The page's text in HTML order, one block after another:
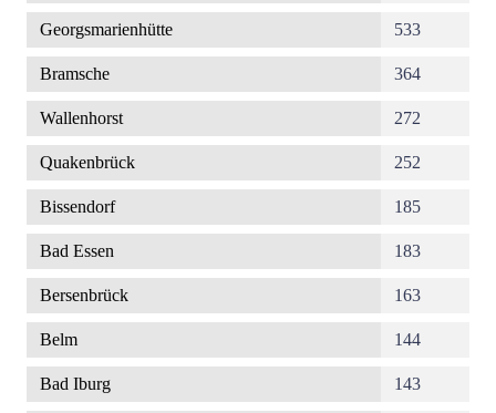
Georgsmarienhütte 533
Bramsche 364
Wallenhorst 272
Quakenbrück 252
Bissendorf 185
Bad Essen 183
Bersenbrück 163
Belm 144
Bad Iburg 143